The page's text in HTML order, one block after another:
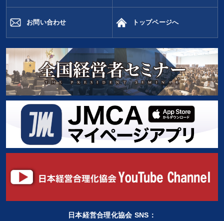
お問い合わせ トップページへ
日本経営合理化協会 SNS：